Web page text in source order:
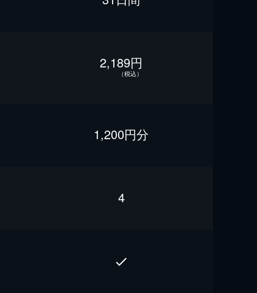
2,189円
（税込）
1,200円分
4